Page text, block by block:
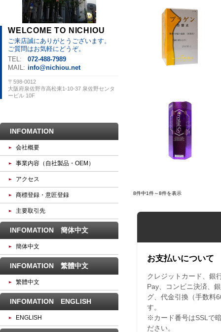
8件中1件～8件を表示
お支払いについて
クレジットカード、銀
Pay、コンビニ決済、
グ、代金引換（手数料
す。
※カード番号はSSLで
ださい。
WELCOME TO NICHIOU
ご来店誠にありがとうございます。
ご質問はお気軽にどうぞ。
TEL:
072-488-7989
MAIL: info@nichiou.net
〒598-0012
大阪府泉佐野市高松東1-10-37 泉佐野センタ
ービル 10F
INFOMATION
会社概要
事業内容（自社製品・OEM）
アクセス
商標登録・意匠登録
主要取引先
INFOMATION 簡体中文
簡体中文
INFOMATION 繁體中文
繁體中文
INFOMATION ENGLISH
ENGLISH